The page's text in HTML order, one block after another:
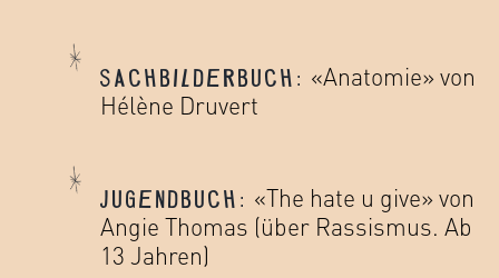
SACHBILDERBUCH:
«Anatomie» von
Hélène Druvert
JUGENDBUCH:
«The hate u give» von
Angie Thomas (über Rassismus. Ab
13 Jahren)